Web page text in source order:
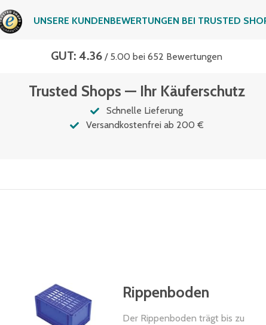
UNSERE KUNDENBEWERTUNGEN BEI TRUSTED
GUT: 4.36 / 5.00 bei 652 Bewertungen
Trusted Shops — Ihr Käuferschutz
Schnelle Lieferung
Versandkostenfrei ab 200 €
Rippenboden
Der Rippenboden trägt bis zu